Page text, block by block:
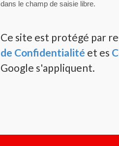
dans le champ de saisie libre.
Ce site est protégé par
de Confidentialité et es
Google s'appliquent.